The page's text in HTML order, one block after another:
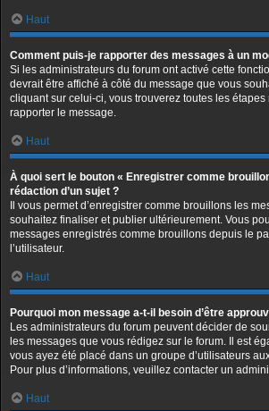
Haut
Comment puis-je rapporter des messages à un
Si les administrateurs du forum ont activé cette
devrait être affiché à côté du message que vous
cliquant sur celui-ci, vous trouverez toutes les
rapporter le message.
Haut
À quoi sert le bouton « Enregistrer comme
rédaction d’un sujet ?
Il vous permet d’enregistrer comme brouillons les
souhaitez finaliser et publier ultérieurement. Vous
messages enregistrés comme brouillons depuis le
l’utilisateur.
Haut
Pourquoi mon message a-t-il besoin d’être
Les administrateurs du forum peuvent décider de
les messages que vous rédigez sur le forum. Il est
vous ayez été placé dans un groupe d’utilisateurs
Pour plus d’informations, veuillez contacter un
Haut